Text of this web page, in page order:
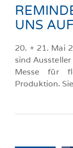
News
UNS
20. + 21. Mai
sind
Messe für
Produktion.